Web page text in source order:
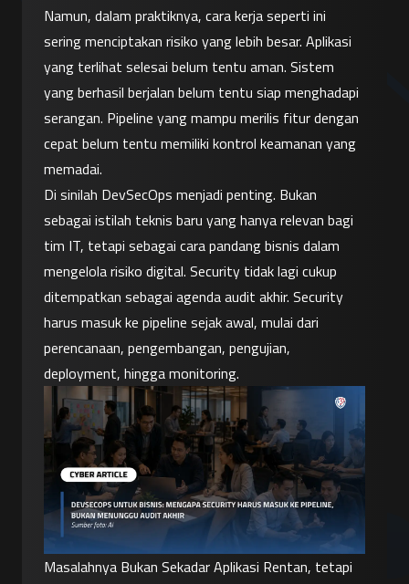
Namun, dalam praktiknya, cara kerja seperti ini
sering menciptakan risiko yang lebih besar. Aplikasi
yang terlihat selesai belum tentu aman. Sistem
yang berhasil berjalan belum tentu siap menghadapi
serangan. Pipeline yang mampu merilis fitur dengan
cepat belum tentu memiliki kontrol keamanan yang
memadai.
Di sinilah DevSecOps menjadi penting. Bukan
sebagai istilah teknis baru yang hanya relevan bagi
tim IT, tetapi sebagai cara pandang bisnis dalam
mengelola risiko digital. Security tidak lagi cukup
ditempatkan sebagai agenda audit akhir. Security
harus masuk ke pipeline sejak awal, mulai dari
perencanaan, pengembangan, pengujian,
deployment, hingga monitoring.
Masalahnya Bukan Sekadar Aplikasi Rentan, tetapi